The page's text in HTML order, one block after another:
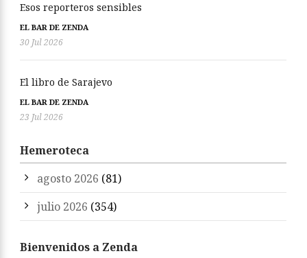
Esos reporteros sensibles
EL BAR DE ZENDA
30 Jul 2026
El libro de Sarajevo
EL BAR DE ZENDA
23 Jul 2026
Hemeroteca
agosto 2026 (81)
julio 2026 (354)
Bienvenidos a Zenda